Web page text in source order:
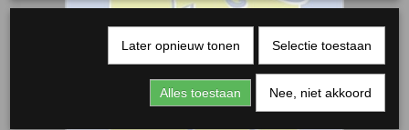
Later opnieuw tonen Selectie toestaan
Alles toestaan Nee, niet akkoord